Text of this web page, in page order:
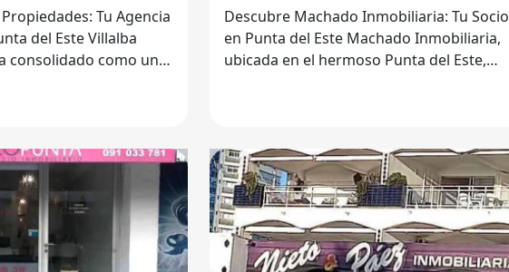
Tu Agencia
Este Villalba
consolidado como una
Descubre Machado Inmobiliaria: Tu Socio
en Punta del Este Machado Inmobiliaria,
ubicada en el hermoso Punta del Este,